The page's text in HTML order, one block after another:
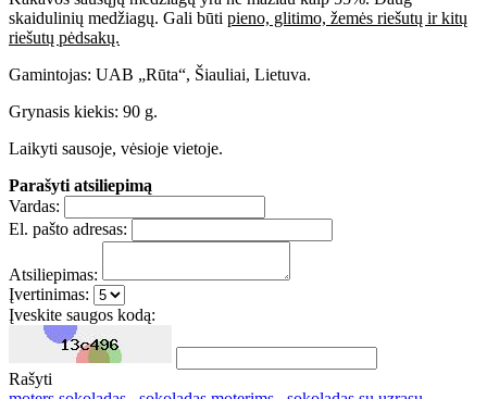
skaidulinių medžiagų. Gali būti pieno, glitimo, žemės riešutų ir kitų
riešutų pėdsakų.
Gamintojas: UAB „Rūta“, Šiauliai, Lietuva.
Grynasis kiekis: 90 g.
Laikyti sausoje, vėsioje vietoje.
Parašyti atsiliepimą
Vardas:
El. pašto adresas:
Atsiliepimas:
Įvertinimas:
Įveskite saugos kodą:
Rašyti